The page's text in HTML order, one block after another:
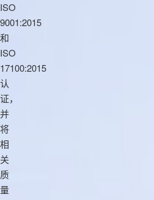
ISO
9001:2015
和
ISO
17100:2015
认
证，
并
将
相
关
质
量